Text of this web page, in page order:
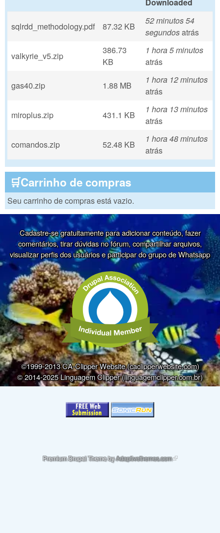
sqlrdd_methodology.pdf 87.32 KB
52 minutos 54
segundosatrás
valkyrie_v5.zip
386.73
KB
1 hora 5 minutos
atrás
gas40.zip 1.88 MB
1 hora 12 minutos
atrás
miroplus.zip 431.1 KB
1 hora 13 minutos
atrás
comandos.zip 52.48 KB
1 hora 48 minutos
atrás
🛒Carrinho de compras
Seu carrinho de compras está vazio.
Cadastre-se gratuitamente para adicionar conteúdo, fazer
comentários, tirar dúvidas no fórum, compartilhar arquivos,
visualizar perfis dos usuários e participar do grupo de Whatsapp
©1999-2013 CA-Clipper Website (caclipperwebsite.com)
© 2014-2025 Linguagem Clipper (linguagemclipper.com.br)
Premium Drupal Theme byAdaptivethemes.com(link is external)